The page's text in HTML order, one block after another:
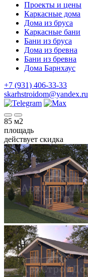
Проекты и цены
Каркасные дома
Дома из бруса
Каркасные бани
Бани из бруса
Дома из бревна
Бани из бревна
Дома Барнхаус
+7 (931) 406-33-33
skarhstroidom@yandex.ru
85 м2
площадь
действует скидка